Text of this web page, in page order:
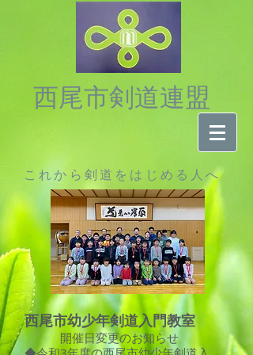
西尾市剣道連盟
​これから剣道をはじめる人へ
西尾市幼少年剣道入門教室
​ 開催日変更のお知らせ